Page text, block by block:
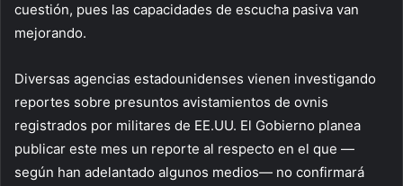
cuestión, pues las capacidades de escucha pasiva van
mejorando.
Diversas agencias estadounidenses vienen investigando
reportes sobre presuntos avistamientos de ovnis
registrados por militares de EE.UU. El Gobierno planea
publicar este mes un reporte al respecto en el que —
según han adelantado algunos medios— no confirmará